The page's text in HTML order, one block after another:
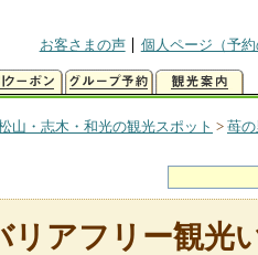
お客さまの声
個人ページ（予約
山・志木・和光の観光スポット > 苺
アフリー観光